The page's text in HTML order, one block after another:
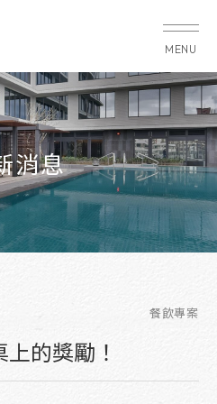
MENU
消息
餐飲專案
的獎勵！